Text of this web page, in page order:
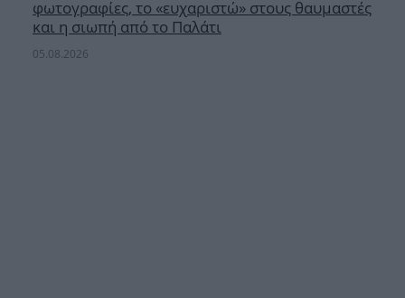
φωτογραφίες, το «ευχαριστώ» στους θαυμαστές
και η σιωπή από το Παλάτι
05.08.2026